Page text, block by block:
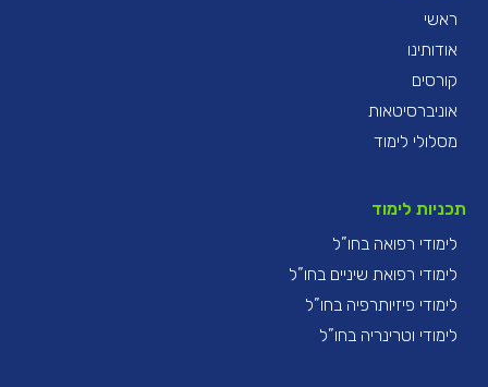
ראשי
אודותינו
קורסים
אוניברסיטאות
מסלולי לימוד
תכניות לימוד
לימודי רפואה בחו”ל
לימודי רפואת שיניים בחו”ל
לימודי פיזיותרפיה בחו”ל
לימודי וטרינריה בחו”ל